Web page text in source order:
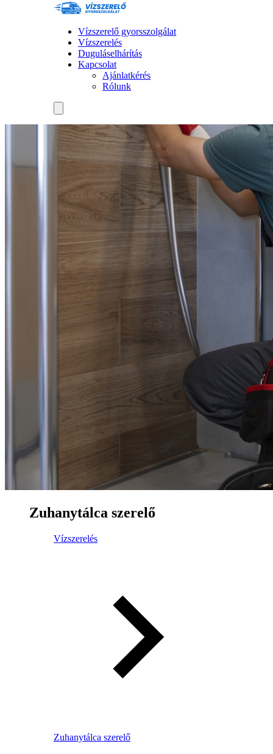
Vízszerelő gyorsszolgálat
Vízszerelés
Duguláselhárítás
Kapcsolat
Ajánlatkérés
Rólunk
Zuhanytálca szerelő
Vízszerelés
Zuhanytálca szerelő